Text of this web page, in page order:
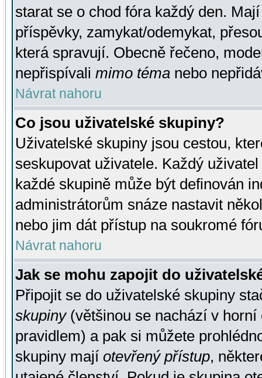
starat se o chod fóra každý den.
příspěvky, zamykat/odemykat,
která spravují. Obecně řečeno,
nepřispívali mimo téma nebo
Návrat nahoru
Co jsou uživatelské skupiny?
Uživatelské skupiny jsou cestou,
seskupovat uživatele. Každý
každé skupině může být definován
administrátorům snáze nastavit
nebo jim dát přístup na soukromé
Návrat nahoru
Jak se mohu zapojit do
Připojit se do uživatelské skupiny
skupiny(většinou se nachází v horní
pravidlem) a pak si můžete
skupiny mají otevřený přístup,